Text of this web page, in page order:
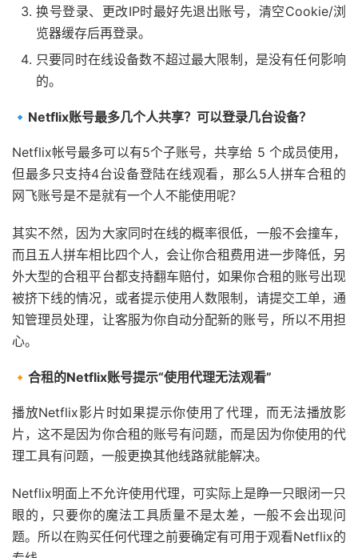
换号登录、更改IP时最好先退出账号，清空Cookie/浏
览器缓存后再登录。
只要同时在线设备数不超过最大限制，是没有任何影响
的。
🔹Netflix账号最多几个人共享？可以登录几台设备？
Netflix帐号最多可以有5个子账号，共享给 5 个成员使用，
但最多只支持4台设备登陆在线观看，那么5人拼车合租的
网飞账号是不是就有一个人不能使用呢？
其实不然，因为大家同时在线的概率很低，一般不会撞车，
而且五人拼车相比四个人，会让你合租费用进一步降低，另
外大型的合租平台都支持翻车赔付，如果你合租的账号出现
被挤下线的情况，或者提示使用人数限制，请提交工单，通
知管理员处理，让客服为你自动分配新的账号，所以不用担
心。
🔸合租的Netflix账号提示“使用代理无法观看”
播放Netflix影片时如果提示你使用了代理，而无法播放影
片，这不是因为你合租的账号有问题，而是因为你使用的代
理工具有问题，一般更换其他线路就能解决。
Netflix明面上不允许使用代理，可实际上是睁一只眼闭一只
眼的，只要你的魔法工具质量不是太差，一般不会出现问
题。所以在购买任何代理之前要确定有可用于观看Netflix的